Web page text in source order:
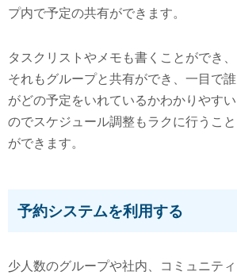
プ内で予定の共有ができます。
タスクリストやメモも書くことができ、
それもグループと共有ができ、一目で誰
がどの予定をいれているかわかりやすい
のでスケジュール調整もラクに行うこと
ができます。
予約システムを利用する
少人数のグループや社内、コミュニティ